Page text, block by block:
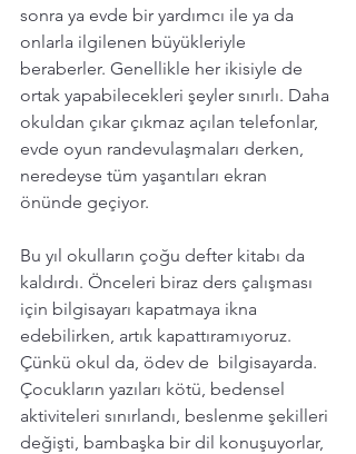
sonra ya evde bir yardımcı ile ya da
onlarla ilgilenen büyükleriyle
beraberler. Genellikle her ikisiyle de
ortak yapabilecekleri şeyler sınırlı. Daha
okuldan çıkar çıkmaz açılan telefonlar,
evde oyun randevulaşmaları derken,
neredeyse tüm yaşantıları ekran
önünde geçiyor.
Bu yıl okulların çoğu defter kitabı da
kaldırdı. Önceleri biraz ders çalışması
için bilgisayarı kapatmaya ikna
edebilirken, artık kapattıramıyoruz.
Çünkü okul da, ödev de  bilgisayarda.
Çocukların yazıları kötü, bedensel
aktiviteleri sınırlandı, beslenme şekilleri
değişti, bambaşka bir dil konuşuyorlar,